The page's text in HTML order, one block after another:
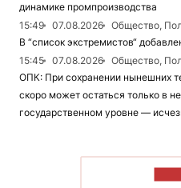
динамике промпроизводства
15:49
07.08.2026
Общество,
В “список экстремистов“
15:45
07.08.2026
Общество,
ОПК: При сохранении нынешних
скоро может остаться только в
государственном уровне —